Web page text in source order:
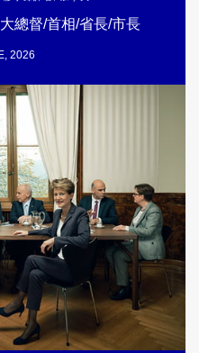
總督/首相/省長/市長
2026